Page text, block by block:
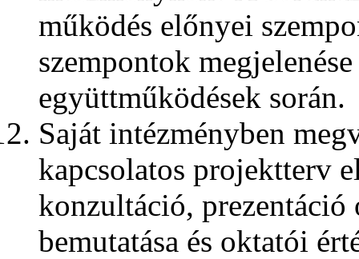
működés előnyei
szempontok
együttműködések során.
Saját intézményben
kapcsolatos projektterv
konzultáció, prezentáció
bemutatása és oktatói